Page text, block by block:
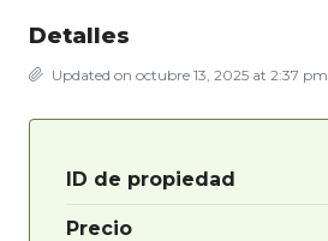
Detalles
Updated on octubre 13, 2025 at 2:37 pm
ID de propiedad
Precio